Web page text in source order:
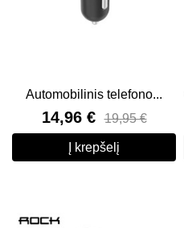
Automobilinis telefono...
14,96 € 19,95 €
Į krepšelį